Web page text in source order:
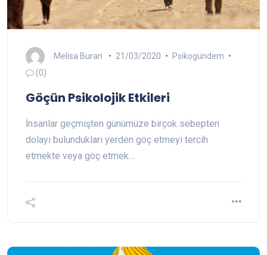
Melisa Buran 21/03/2020
Psikogündem
(0)
Göçün Psikolojik Etkileri
İnsanlar geçmişten günümüze birçok sebepten
dolayı bulundukları yerden göç etmeyi tercih
etmekte veya göç etmek…